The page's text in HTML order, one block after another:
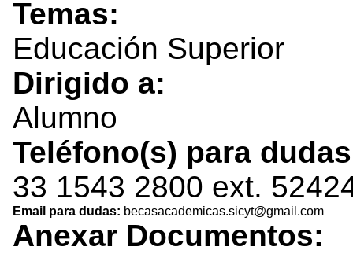
Temas:
Educación Superior
Dirigido a:
Alumno
Teléfono(s) para
33 1543 2800 ext.
Email para dudas: becasacademicas.sicyt@gmail.com
Anexar Documentos: